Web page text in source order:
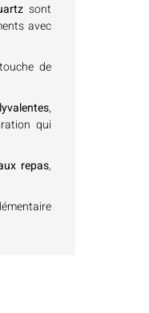
sont
avec
de
,
qui
repas,